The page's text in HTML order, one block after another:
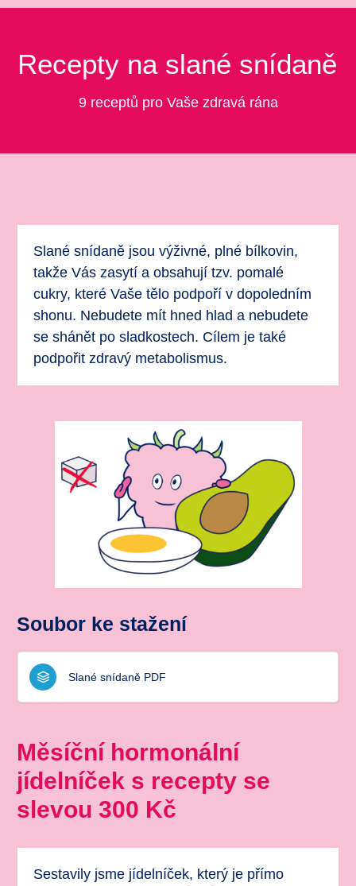
Recepty na slané snídaně
9 receptů pro Vaše zdravá rána
Slané snídaně jsou výživné, plné bílkovin,
takže Vás zasytí a obsahují tzv. pomalé
cukry, které Vaše tělo podpoří v dopoledním
shonu. Nebudete mít hned hlad a nebudete
se shánět po sladkostech. Cílem je také
podpořit zdravý metabolismus.
Soubor ke stažení
Slané snídaně PDF
Měsíční hormonální
jídelníček s recepty se
slevou 300 Kč
Sestavily jsme jídelníček, který je přímo